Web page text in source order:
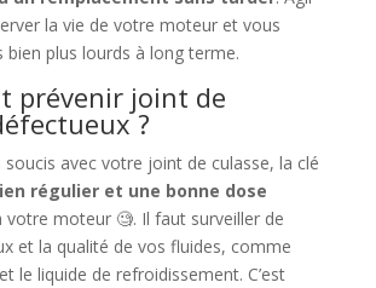
la vie de votre moteur et vous
bien plus lourds à long terme.
prévenir joint de
?
soucis avec votre joint de culasse, la clé
régulier et une bonne dose
votre moteur 🧐. Il faut surveiller de
et la qualité de vos fluides, comme
le liquide de refroidissement. C’est